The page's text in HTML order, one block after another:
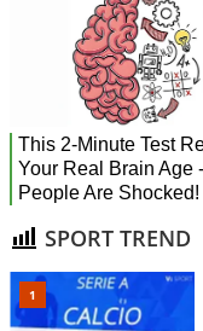
SPORT TREND